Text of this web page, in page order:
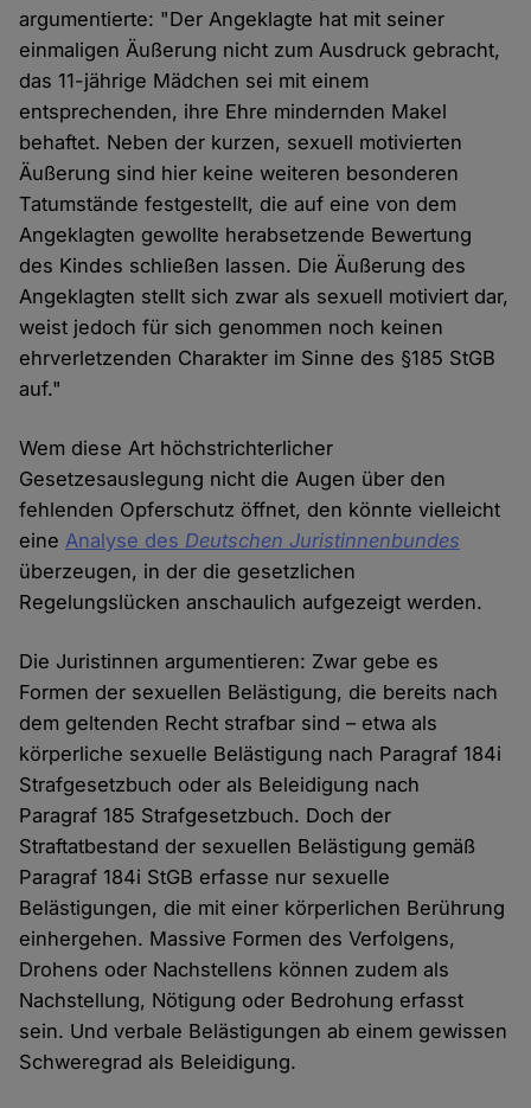
argumentierte: "Der Angeklagte hat mit seiner
einmaligen Äußerung nicht zum Ausdruck gebracht,
das 11-jährige Mädchen sei mit einem
entsprechenden, ihre Ehre mindernden Makel
behaftet. Neben der kurzen, sexuell motivierten
Äußerung sind hier keine weiteren besonderen
Tatumstände festgestellt, die auf eine von dem
Angeklagten gewollte herabsetzende Bewertung
des Kindes schließen lassen. Die Äußerung des
Angeklagten stellt sich zwar als sexuell motiviert dar,
weist jedoch für sich genommen noch keinen
ehrverletzenden Charakter im Sinne des §185 StGB
auf."
Wem diese Art höchstrichterlicher
Gesetzesauslegung nicht die Augen über den
fehlenden Opferschutz öffnet, den könnte vielleicht
eineAnalyse des Deutschen Juristinnenbundes
überzeugen, in der die gesetzlichen
Regelungslücken anschaulich aufgezeigt werden.
Die Juristinnen argumentieren: Zwar gebe es
Formen der sexuellen Belästigung, die bereits nach
dem geltenden Recht strafbar sind – etwa als
körperliche sexuelle Belästigung nach Paragraf 184i
Strafgesetzbuch oder als Beleidigung nach
Paragraf 185 Strafgesetzbuch. Doch der
Straftatbestand der sexuellen Belästigung gemäß
Paragraf 184i StGB erfasse nur sexuelle
Belästigungen, die mit einer körperlichen Berührung
einhergehen. Massive Formen des Verfolgens,
Drohens oder Nachstellens können zudem als
Nachstellung, Nötigung oder Bedrohung erfasst
sein. Und verbale Belästigungen ab einem gewissen
Schweregrad als Beleidigung.